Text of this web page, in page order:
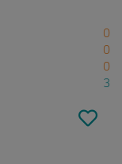
0
0
0
3